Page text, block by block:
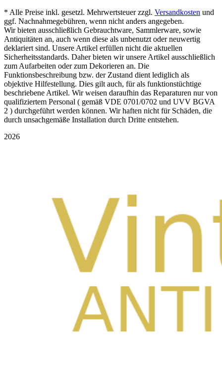
* Alle Preise inkl. gesetzl. Mehrwertsteuer zzgl. Versandkosten und
ggf. Nachnahmegebühren, wenn nicht anders angegeben.
Wir bieten ausschließlich Gebrauchtware, Sammlerware, sowie
Antiquitäten an, auch wenn diese als unbenutzt oder neuwertig
deklariert sind. Unsere Artikel erfüllen nicht die aktuellen
Sicherheitsstandards. Daher bieten wir unsere Artikel ausschließlich
zum Aufarbeiten oder zum Dekorieren an. Die
Funktionsbeschreibung bzw. der Zustand dient lediglich als
objektive Hilfestellung. Dies gilt auch, für als funktionstüchtige
beschriebene Artikel. Wir weisen daraufhin das Reparaturen nur von
qualifiziertem Personal ( gemäß VDE 0701/0702 und UVV BGVA
2 ) durchgeführt werden können. Wir haften nicht für Schäden, die
durch unsachgemäße Installation durch Dritte entstehen.
2026